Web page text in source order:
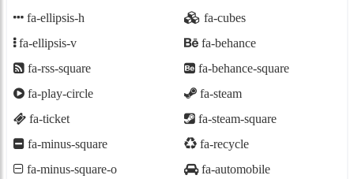
fa-ellipsis-h
fa-ellipsis-v
fa-rss-square
fa-play-circle
fa-ticket
fa-minus-square
fa-minus-square-o
fa-cubes
fa-behance
fa-behance-square
fa-steam
fa-steam-square
fa-recycle
fa-automobile